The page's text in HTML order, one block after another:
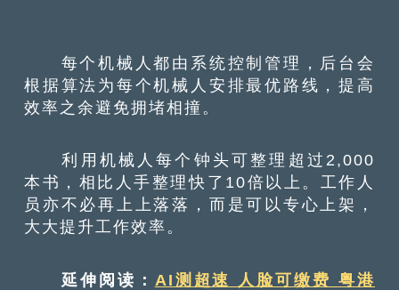
每个机械人都由系统控制管理，后台会
根据算法为每个机械人安排最优路线，提高
效率之余避免拥堵相撞。
利用机械人每个钟头可整理超过2,000
本书，相比人手整理快了10倍以上。工作人
员亦不必再上上落落，而是可以专心上架，
大大提升工作效率。
延伸阅读： AI测超速 人脸可缴费 粤港